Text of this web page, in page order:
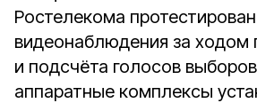
Ростелекома
видеонаблюдения за ходом
и подсчёта голосов
аппаратные комплексы